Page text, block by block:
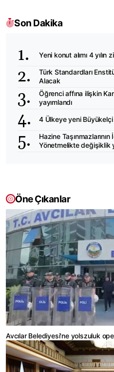
Son Dakika
Yeni konut alımı 4 yılın
Türk Standardları
Alacak
Öğrenci affına ilişkin
yayımlandı
4 Ülkeye yeni Büyükelçi
Hazine
Yönetmelikte değişiklik
Öne Çıkanlar
Avcılar Belediyesi'ne yolszuluk